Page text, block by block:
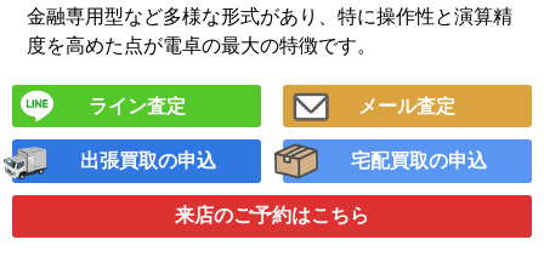
金融専用型など多様な形式があり、特に操作性と演算精
度を高めた点が電卓の最大の特徴です。
ライン査定 メール査定
出張買取の申込 宅配買取の申込
来店のご予約はこちら